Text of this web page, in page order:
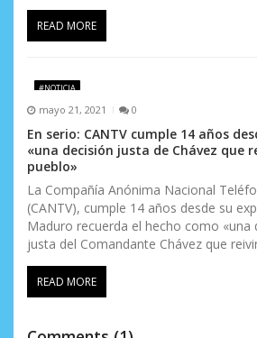
READ MORE
#NOTICIA
mayo 21, 2021 0
En serio: CANTV cumple 14 años
«una decisión justa de Chávez que
pueblo»
La Compañía Anónima Nacional
(CANTV), cumple 14 años desde su
Maduro recuerda el hecho como «una
justa del Comandante Chávez que
READ MORE